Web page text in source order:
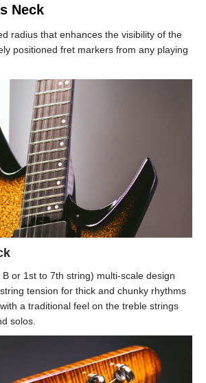
Neck
radius that enhances the visibility of the
positioned fret markers from any playing
B or 1st to 7th string) multi-scale design
tension for thick and chunky rhythms
a traditional feel on the treble strings
solos.